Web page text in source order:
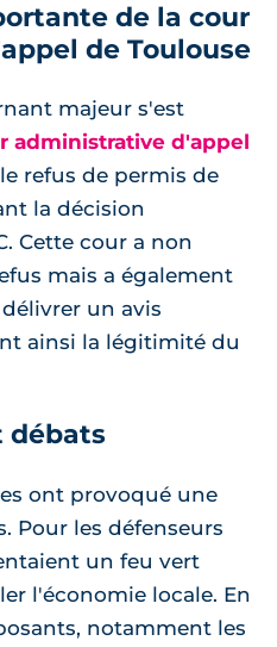
de la cour
de Toulouse
majeur s'est
administrative d'appel
refus de permis de
la décision
Cette cour a non
mais a également
un avis
ainsi la légitimité du
débats
ont provoqué une
Pour les défenseurs
un feu vert
l'économie locale. En
notamment les